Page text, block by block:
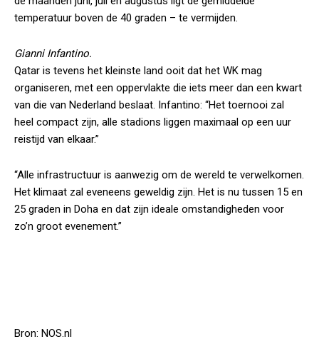
temperatuur boven de 40 graden – te vermijden.
Gianni Infantino.
Qatar is tevens het kleinste land ooit dat het WK mag
organiseren, met een oppervlakte die iets meer dan een kwart
van die van Nederland beslaat. Infantino: “Het toernooi zal
heel compact zijn, alle stadions liggen maximaal op een uur
reistijd van elkaar.”
“Alle infrastructuur is aanwezig om de wereld te verwelkomen.
Het klimaat zal eveneens geweldig zijn. Het is nu tussen 15 en
25 graden in Doha en dat zijn ideale omstandigheden voor
zo’n groot evenement.”
Bron: NOS.nl